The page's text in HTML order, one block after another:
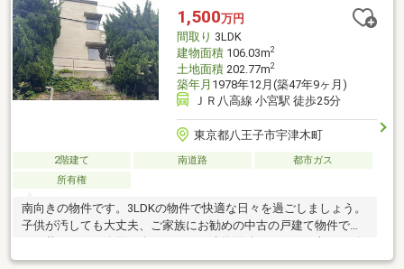
宮東公園：約７３０ｍ ※ファミリーマート多摩工業団地入
口店：約３３０ｍ、ひなた保育園：約７９５ｍ、日野第三小学
校：約１１００ｍ、大坂上中学校：約１９００ｍ
1,500万円
間取り 3LDK
建物面積106.03m2
土地面積202.77m2
築年月 1978年12月(築47年9ヶ月)
ＪＲ八高線 小宮駅 徒歩25分
東京都八王子市宇津木町
2階建て 南道路
都市ガス
所有権
南向きの物件です。3LDKの物件で快適な日々を過ごしましょう。
子供が汚しても大丈夫、ご家族にお勧めの中古の戸建て物件で新
ングダイニングが20帖以上の広さで、ゆったりと空間を楽しむこ